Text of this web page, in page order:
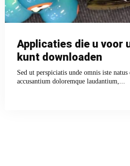
Applicaties die u voor
kunt downloaden
Sed ut perspiciatis unde omnis iste
accusantium doloremque laudantium,...